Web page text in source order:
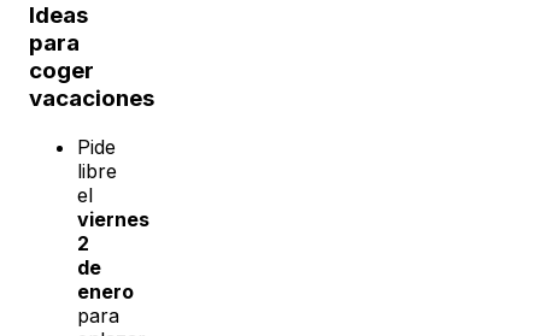
Ideas
para
coger
vacaciones
Pide
libre
el
viernes
2
de
enero
para